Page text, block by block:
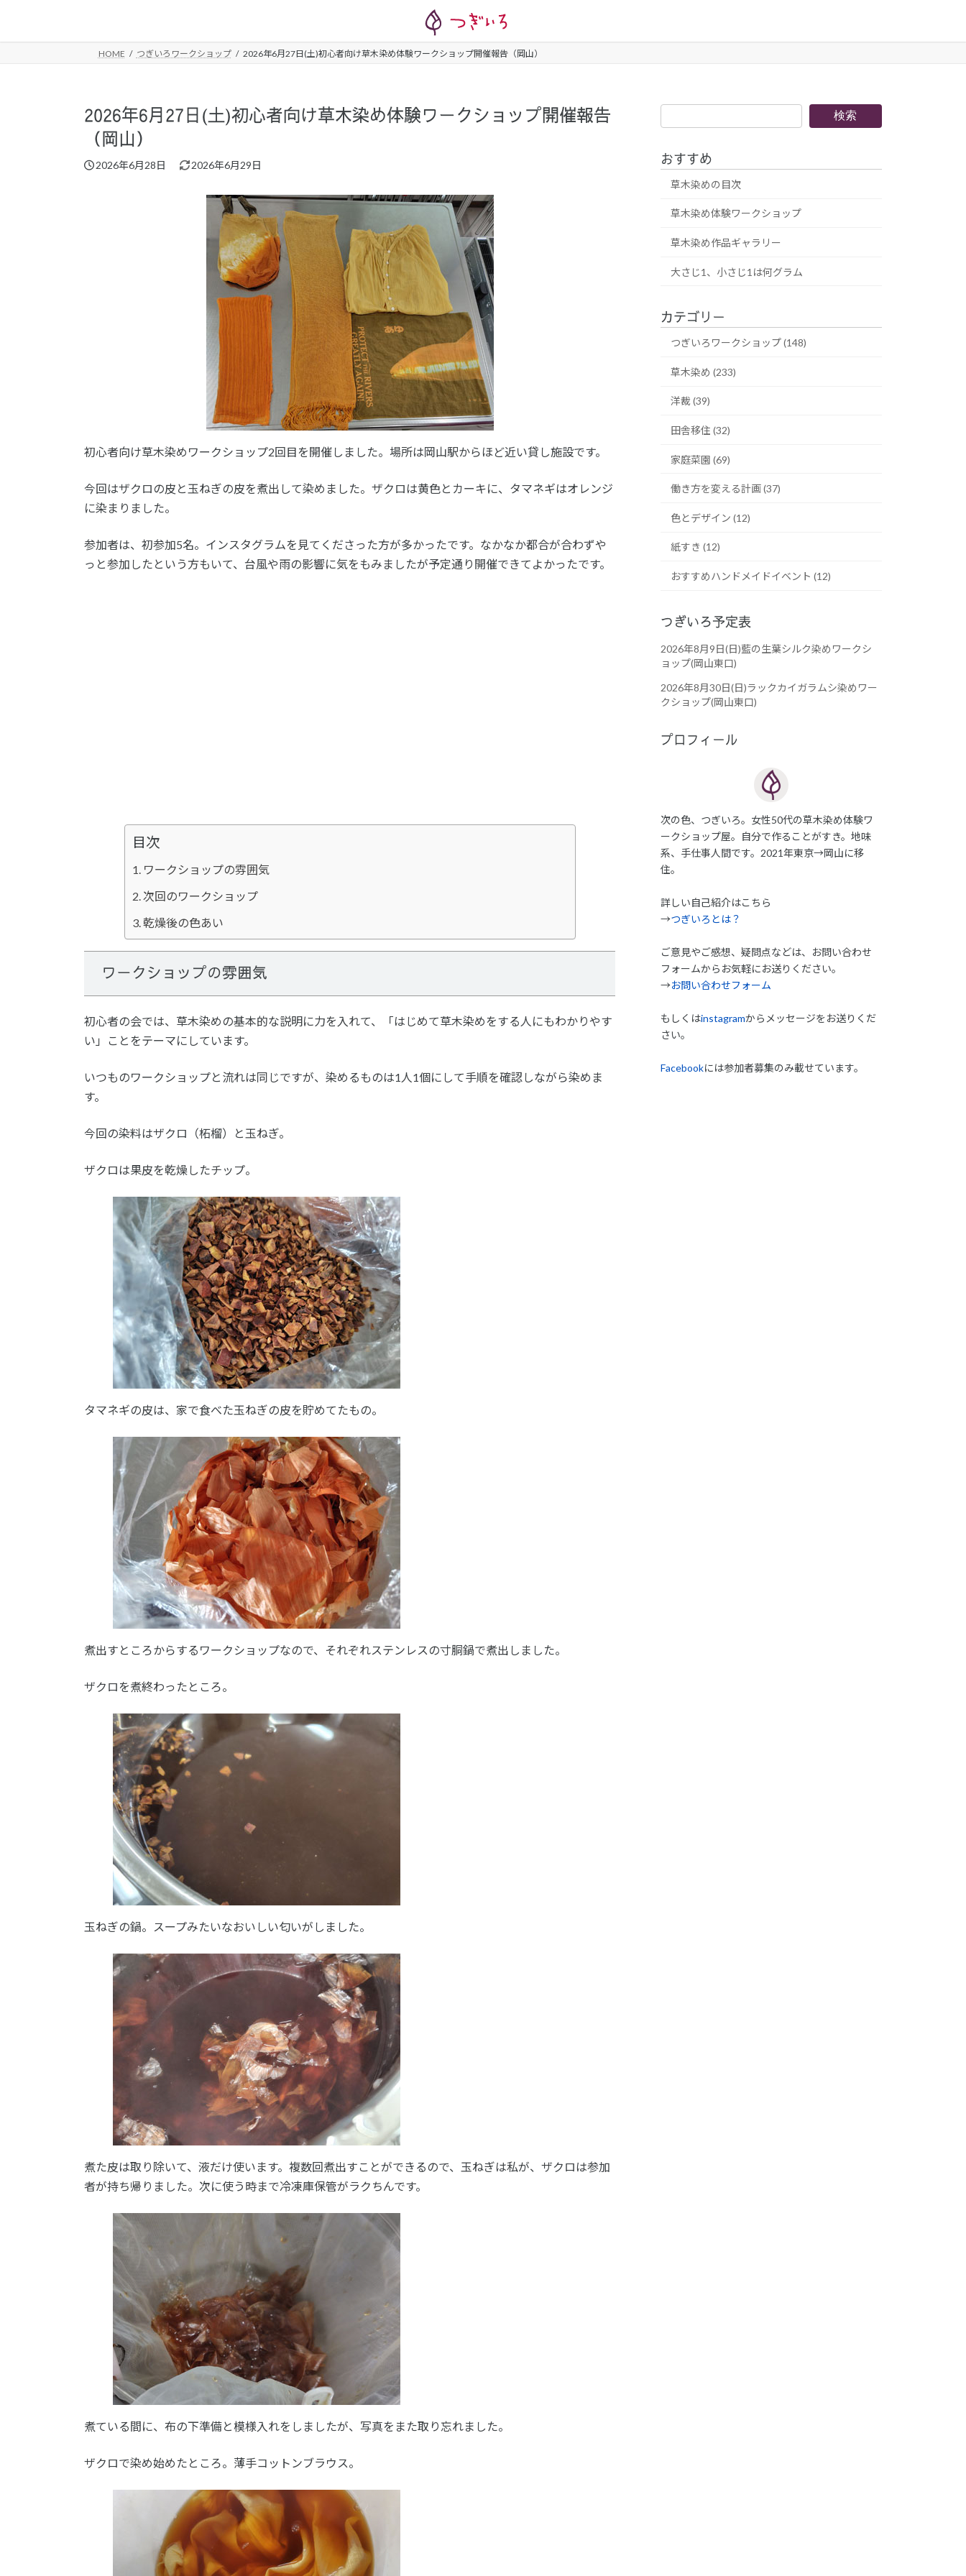
テ
ゲ
HOME つぎいろワークショップ 2026年6月27日(土)初心者向け草木染め体験ワークショップ開催報告（岡山）
2026年6月27日(土)初心者向け草木染め体験ワークショップ開催報告
（岡山）
2026年6月28日
最 2026年6月29日
初心者向け草木染めワークショップ2回目を開催しました。場所は岡山駅からほど近い貸し施設です。
今回はザクロの皮と玉ねぎの皮を煮出して染めました。ザクロは黄色とカーキに、タマネギはオレンジ
に染まりました。
参加者は、初参加5名。インスタグラムを見てくださった方が多かったです。なかなか都合が合わずや
っと参加したという方もいて、台風や雨の影響に気をもみましたが予定通り開催できてよかったです。
目次
ワークショップの雰囲気
次回のワークショップ
乾燥後の色あい
ワークショップの雰囲気
初心者の会では、草木染めの基本的な説明に力を入れて、「はじめて草木染めをする人にもわかりやす
い」ことをテーマにしています。
いつものワークショップと流れは同じですが、染めるものは1人1個にして手順を確認しながら染めま
す。
今回の染料はザクロ（柘榴）と玉ねぎ。
ザクロは果皮を乾燥したチップ。
タマネギの皮は、家で食べた玉ねぎの皮を貯めてたもの。
煮出すところからするワークショップなので、それぞれステンレスの寸胴鍋で煮出しました。
ザクロを煮終わったところ。
玉ねぎの鍋。スープみたいなおいしい匂いがしました。
煮た皮は取り除いて、液だけ使います。複数回煮出すことができるので、玉ねぎは私が、ザクロは参加
者が持ち帰りました。次に使う時まで冷凍庫保管がラクちんです。
煮ている間に、布の下準備と模様入れをしましたが、写真をまた取り忘れました。
ザクロで染め始めたところ。薄手コットンブラウス。
索
検索
おすすめ
草木染めの目次
草木染め体験ワークショップ
草木染め作品ギャラリー
大さじ1、小さじ1は何グラム
カテゴリー
つぎいろワークショップ (148)
草木染め (233)
洋裁 (39)
田舎移住 (32)
家庭菜園 (69)
働き方を変える計画 (37)
色とデザイン (12)
紙すき (12)
おすすめハンドメイドイベント (12)
つぎいろ予定表
2026年8月9日(日)藍の生葉シルク染めワークシ
ョップ(岡山東口)
2026年8月30日(日)ラックカイガラムシ染めワー
クショップ(岡山東口)
プロフィール
次の色、つぎいろ。女性50代の草木染め体験ワ
ークショップ屋。自分で作ることがすき。地味
系、手仕事人間です。2021年東京→岡山に移
住。
詳しい自己紹介はこちら
→つぎいろとは？
ご意見やご感想、疑問点などは、お問い合わせ
フォームからお気軽にお送りください。
→お問い合わせフォーム
もしくはinstagramからメッセージをお送りくだ
さい。
Facebookには参加者募集のみ載せています。